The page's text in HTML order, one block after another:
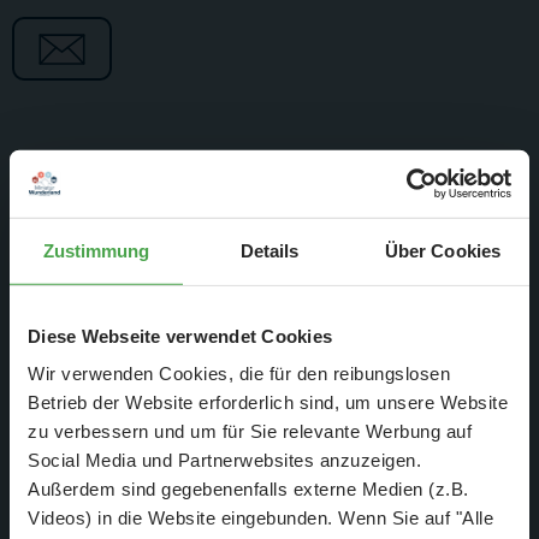
Zustimmung Details Über Cookies
Diese Webseite verwendet Cookies
Wir verwenden Cookies, die für den reibungslosen
Betrieb der Website erforderlich sind, um unsere Website
zu verbessern und um für Sie relevante Werbung auf
Social Media und Partnerwebsites anzuzeigen.
Außerdem sind gegebenenfalls externe Medien (z.B.
Videos) in die Website eingebunden. Wenn Sie auf "Alle
Freitag, 09.05. bis Sonntag,
11.05.2025
Viele kleine Schiffe, vom winzigen 4 cm kleinen Boot, bis
Eines der Highlights ist das bekannte Schlepperballett. Dies
ist jedoch nur ein kleiner Teil des "Miniatur
Hafengeburtstages". So werden zum Beispiel
Fahrwassertonnen ausgelegt, Leuchttürme aufgestellt,
Wrackbergungen vorgenommen - alles mit